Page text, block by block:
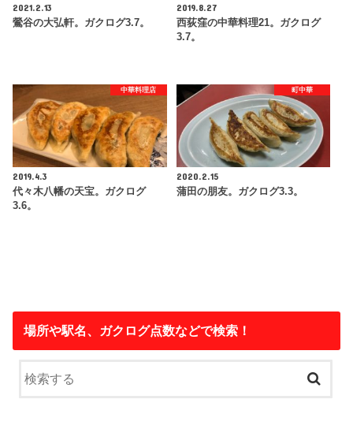
2021.2.13
鶯谷の大弘軒。ガクログ3.7。
2019.8.27
西荻窪の中華料理21。ガクログ
3.7。
中華料理店
2019.4.3
代々木八幡の天宝。ガクログ
3.6。
町中華
2020.2.15
蒲田の朋友。ガクログ3.3。
場所や駅名、ガクログ点数などで検索！